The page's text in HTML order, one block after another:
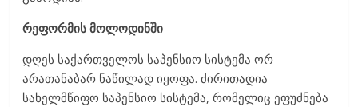
რეფორმის მოლოდინში
დღეს საქართველოს საპენსიო სისტემა ორ
არათანაბარ ნაწილად იყოფა. ძირითადია
სახელმწიფო საპენსიო სისტემა, რომელიც ეფუძნება